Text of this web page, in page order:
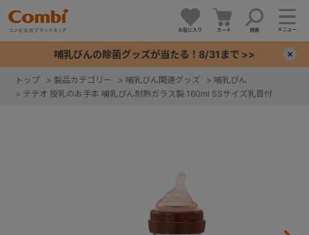
お気に入り カート 検索 メニュー
哺乳びんの除菌グッズが当たる！8/31まで >>
トップ > 製品カテゴリー > 哺乳びん関連グッズ > 哺乳びん
> テテオ 授乳のお手本 哺乳びん耐熱ガラス製 160ml SSサイズ乳首付